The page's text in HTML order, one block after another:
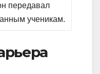
передавал
ученикам.